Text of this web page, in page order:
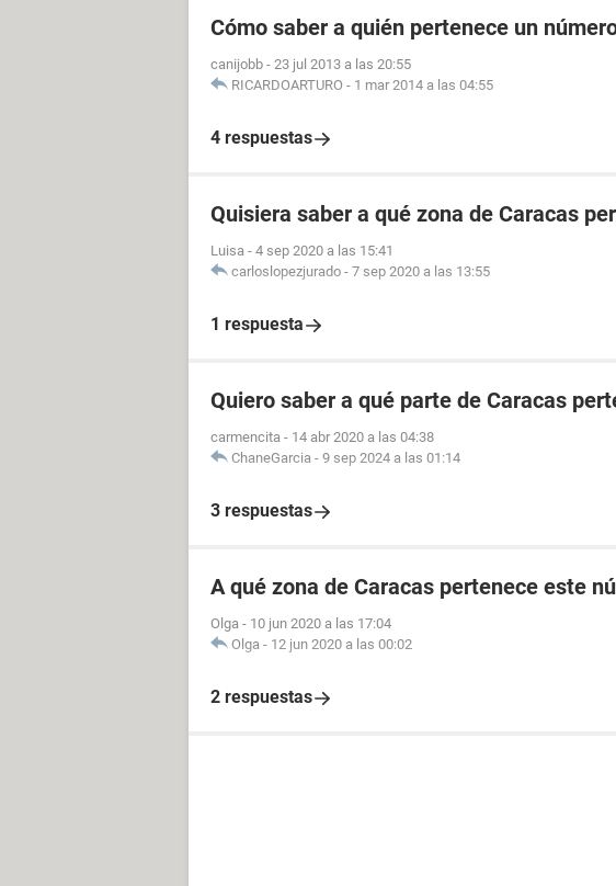
Cómo saber a quién pertenece un
canijobb - 23 jul 2013 a las 20:55
RICARDOARTURO - 1 mar 2014 a las 04:55
4 respuestas
Quisiera saber a qué zona de Caracas
Luisa - 4 sep 2020 a las 15:41
carloslopezjurado - 7 sep 2020 a las 13:55
1 respuesta
Quiero saber a qué parte de Caracas
carmencita - 14 abr 2020 a las 04:38
ChaneGarcia - 9 sep 2024 a las 01:14
3 respuestas
A qué zona de Caracas pertenece este
Olga - 10 jun 2020 a las 17:04
Olga - 12 jun 2020 a las 00:02
2 respuestas